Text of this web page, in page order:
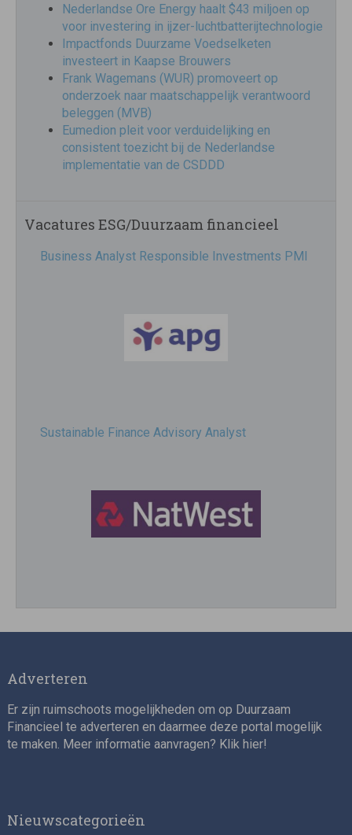
Nederlandse Ore Energy haalt $43 miljoen op
voor investering in ijzer-luchtbatterijtechnologie
Impactfonds Duurzame Voedselketen
investeert in Kaapse Brouwers
Frank Wagemans (WUR) promoveert op
onderzoek naar maatschappelijk verantwoord
beleggen (MVB)
Eumedion pleit voor verduidelijking en
consistent toezicht bij de Nederlandse
implementatie van de CSDDD
Vacatures ESG/Duurzaam financieel
Business Analyst Responsible Investments PMI
Sustainable Finance Advisory Analyst
Director, Impact Investing
Adverteren
Er zijn ruimschoots mogelijkheden om op Duurzaam
Financieel te adverteren en daarmee deze portal mogelijk
te maken. Meer informatie aanvragen? Klik hier!
Nieuwscategorieën